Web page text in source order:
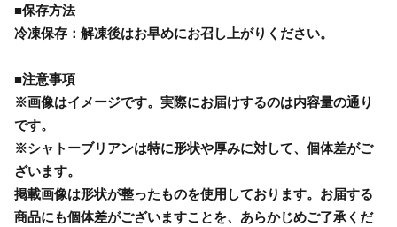
■保存方法
冷凍保存：解凍後はお早めにお召し上がりください。
■注意事項
※画像はイメージです。実際にお届けするのは内容量の通り
です。
※シャトーブリアンは特に形状や厚みに対して、個体差がご
ざいます。
掲載画像は形状が整ったものを使用しております。お届する
商品にも個体差がございますことを、あらかじめご了承くだ